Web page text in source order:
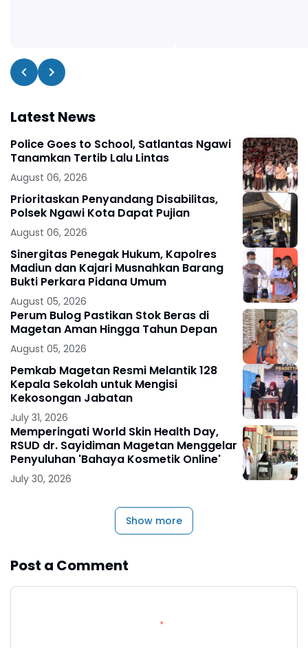
Latest News
Police Goes to School, Satlantas Ngawi
Tanamkan Tertib Lalu Lintas
August 06, 2026
Prioritaskan Penyandang Disabilitas,
Polsek Ngawi Kota Dapat Pujian
August 06, 2026
Sinergitas Penegak Hukum, Kapolres
Madiun dan Kajari Musnahkan Barang
Bukti Perkara Pidana Umum
August 05, 2026
Perum Bulog Pastikan Stok Beras di
Magetan Aman Hingga Tahun Depan
August 05, 2026
Pemkab Magetan Resmi Melantik 128
Kepala Sekolah untuk Mengisi
Kekosongan Jabatan
July 31, 2026
Memperingati World Skin Health Day,
RSUD dr. Sayidiman Magetan Menggelar
Penyuluhan 'Bahaya Kosmetik Online'
July 30, 2026
Show more
Post a Comment